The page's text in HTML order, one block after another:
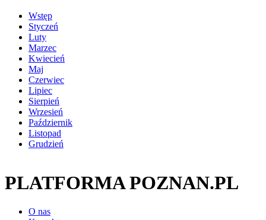
Wstęp
Styczeń
Luty
Marzec
Kwiecień
Maj
Czerwiec
Lipiec
Sierpień
Wrzesień
Październik
Listopad
Grudzień
PLATFORMA POZNAN.PL
O nas